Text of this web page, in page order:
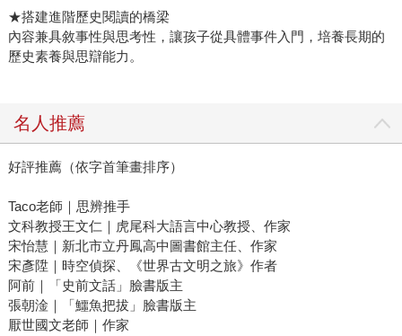
★搭建進階歷史閱讀的橋梁
內容兼具敘事性與思考性，讓孩子從具體事件入門，培養長期的
歷史素養與思辯能力。
名人推薦
好評推薦（依字首筆畫排序）
Taco老師｜思辨推手
文科教授王文仁｜虎尾科大語言中心教授、作家
宋怡慧｜新北市立丹鳳高中圖書館主任、作家
宋彥陞｜時空偵探、《世界古文明之旅》作者
阿前｜「史前文話」臉書版主
張朝淦｜「鱷魚把拔」臉書版主
厭世國文老師｜作家